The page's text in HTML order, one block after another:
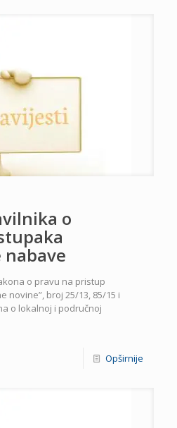
o
o pravu na pristup
novine”, broj 25/13, 85/15 i
o lokalnoj i područnoj
Opširnije